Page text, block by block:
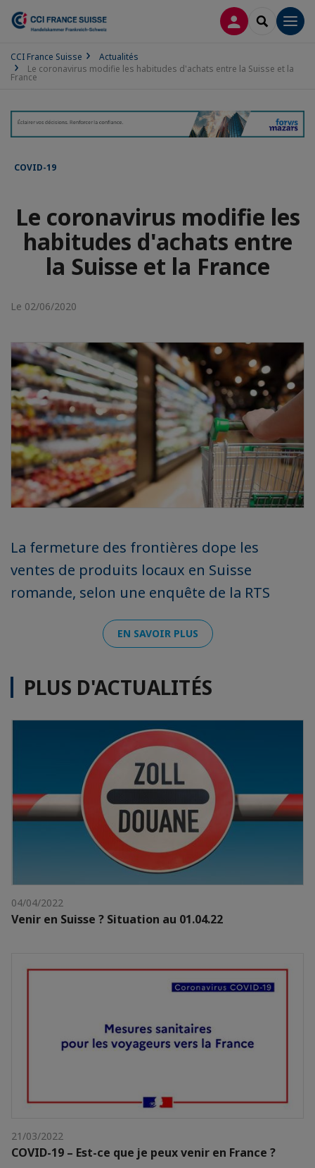
CONNEXION
CCI France Suisse
Actualités
Le coronavirus modifie les habitudes d'achats entre la Suisse et la
France
COVID-19
Le coronavirus modifie les
habitudes d'achats entre
la Suisse et la France
Le 02/06/2020
La fermeture des frontières dope les
ventes de produits locaux en Suisse
romande, selon une enquête de la RTS
EN SAVOIR PLUS
PLUS D'ACTUALITÉS
04/04/2022
Venir en Suisse ? Situation au 01.04.22
21/03/2022
COVID-19 – Est-ce que je peux venir en France ?